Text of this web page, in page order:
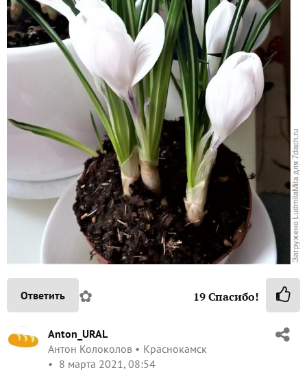
Ответить ✿ 19Спасибо!
Anton_URAL
Антон Колоколов
Краснокамск
8 марта 2021, 08:54